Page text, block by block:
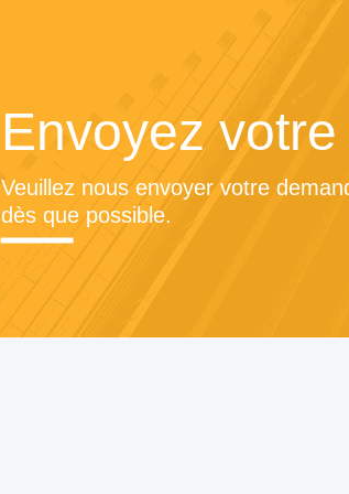
Envoyez
Veuillez nous envoyer votre
dès que possible.